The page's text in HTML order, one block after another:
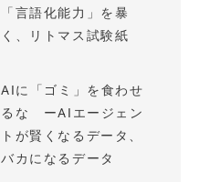
「言語化能力」を暴
く、リトマス試験紙
AIに「ゴミ」を食わせ
るな ーAIエージェン
トが賢くなるデータ、
バカになるデータ